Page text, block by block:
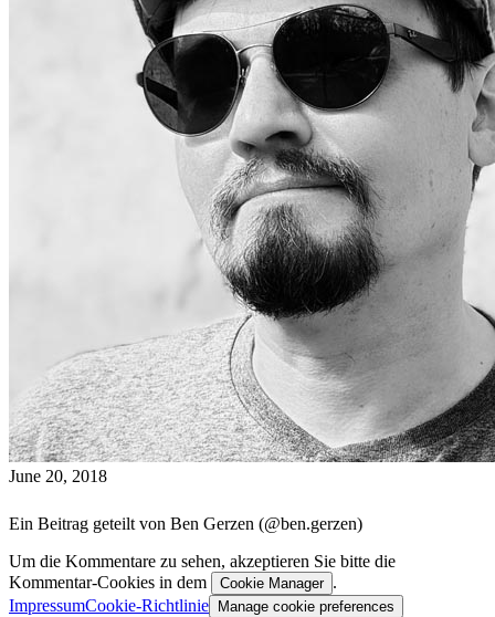
June 20, 2018
Ein Beitrag geteilt von Ben Gerzen (@ben.gerzen)
Um die Kommentare zu sehen, akzeptieren Sie bitte die
Kommentar-Cookies in dem
Cookie Manager .
ImpressumCookie-Richtlinie Manage cookie preferences